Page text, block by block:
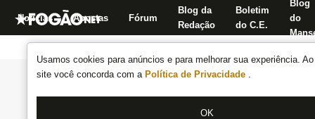
Usamos cookies para anúncios e para melhorar sua experiência.
site você concorda com a Política de Privacidade .
OK
Notícias Apostas Fórum
Blog da
Redação
Boletim
do C.E.
Blog
do